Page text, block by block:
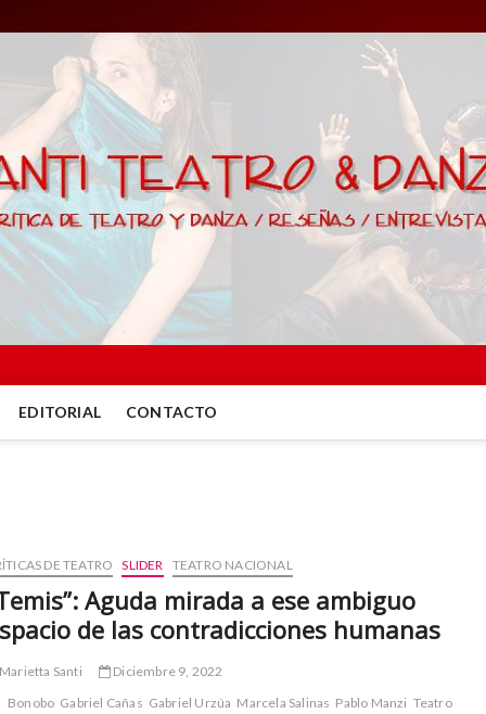
EDITORIAL CONTACTO
DE TEATRO SLIDER TEATRO NACIONAL
Aguda mirada a ese ambiguo
de las contradicciones humanas
Santi
Diciembre 9, 2022
Bonobo Gabriel Cañas Gabriel Urzúa Marcela Salinas Pablo Manzi Teatro